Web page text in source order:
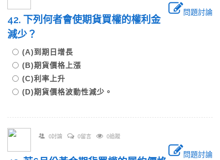
問題討論
42. 下列何者會使期貨買權的權利金
減少？
(A)到期日增長
(B)期貨價格上漲
(C)利率上升
(D)期貨價格波動性減少。
0討論 0留言 0追蹤
問題討論